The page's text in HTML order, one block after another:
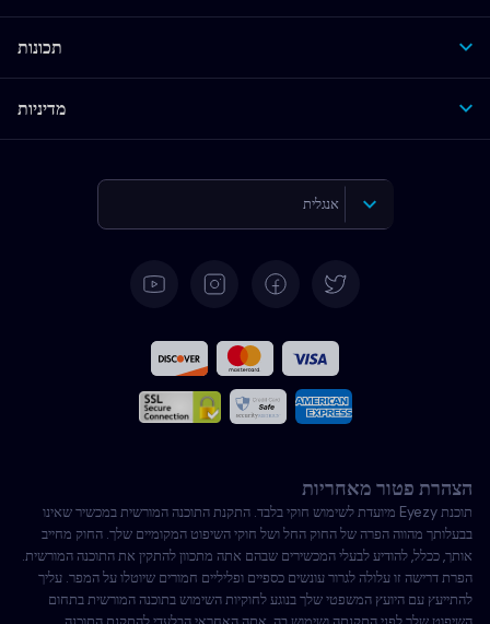
תכונות
מדיניות
אנגלית
צרפתית
פולנית
הצהרת פטור מאחריות
תוכנת Eyezy מיועדת לשימוש חוקי בלבד. התקנת התוכנה המורשית במכשיר שאינו
בבעלותך מהווה הפרה של החוק החל ושל חוקי השיפוט המקומיים שלך. החוק מחייב
אותך, ככלל, להודיע לבעלי המכשירים שבהם אתה מתכוון להתקין את התוכנה המורשית.
הפרת דרישה זו עלולה לגרור עונשים כספיים ופליליים חמורים שיוטלו על המפר. עליך
להתייעץ עם היועץ המשפטי שלך בנוגע לחוקיות השימוש בתוכנה המורשית בתחום